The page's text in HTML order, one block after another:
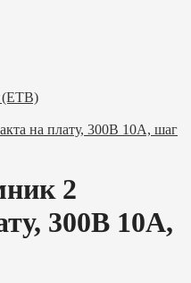
на плату, 300В 10А, шаг
2
300В 10А,